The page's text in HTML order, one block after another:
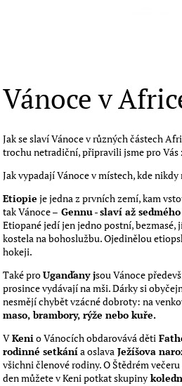
Vánoce v
Jak se slaví Vánoce v různých částech
trochu netradiční, připravili jsme pro
Jak vypadají Vánoce v místech, kde
Etiopie je jedna z prvních zemí, kam
tak Vánoce – Gennu-slaví až
Etiopané jedí jen jedno postní, bezmasé,
kostela na bohoslužbu. Ojedinělou
hokeji.
Také proUganďany jsou Vánoce
prosince vydávají na mši. Dárky si
nesmějí chybět vzácné dobroty: na
maso, brambory, rýže nebo kuře.
VKenio Vánocích obdarovává děti
rodinné setkánía oslava Ježíšova
všichni členové rodiny. O Štědrém
den můžete v Keni potkat skupiny